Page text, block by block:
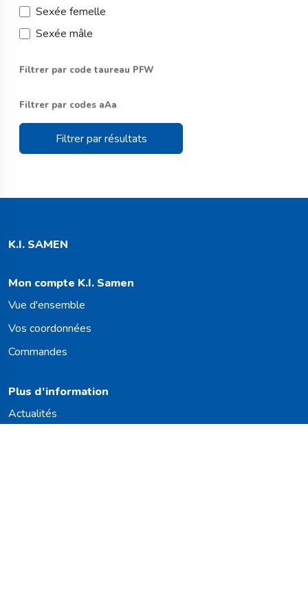
Sexée femelle
Sexée mâle
Filtrer par code taureau PFW
Filtrer par codes aAa
Filtrer par résultats
K.I. SAMEN
Mon compte K.I. Samen
Vue d'ensemble
Vos coordonnées
Commandes
Plus d’information
Actualités